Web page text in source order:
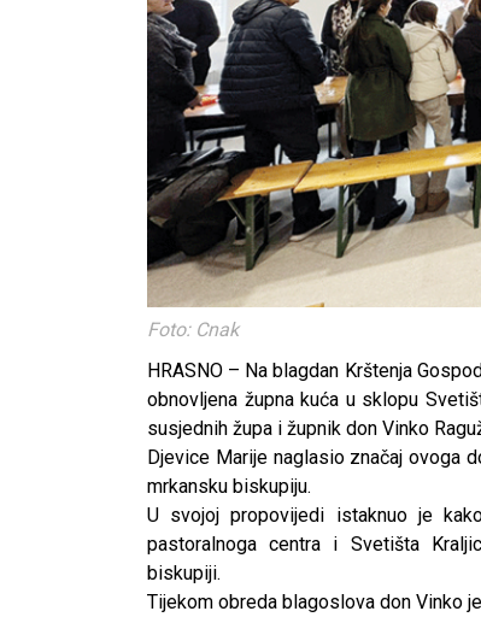
Foto: Cnak
HRASNO – Na blagdan Krštenja
obnovljena župna kuća u sklopu
susjednih župa i župnik don Vinko
Djevice Marije naglasio značaj ovoga
mrkansku biskupiju.
U svojoj propovijedi istaknuo je
pastoralnoga centra i Svetišta
biskupiji.
Tijekom obreda blagoslova don Vinko